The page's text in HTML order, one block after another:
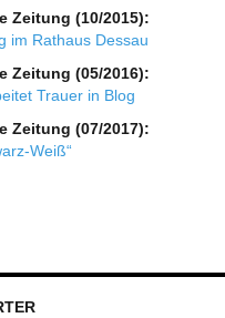
Zeitung (10/2015):
im Rathaus Dessau
Zeitung (05/2016):
Trauer in Blog
Zeitung (07/2017):
Weiß“